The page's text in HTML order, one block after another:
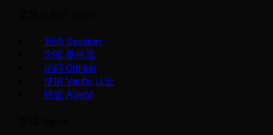
启动 Session
SSE 事件流
访问 GitHub
使用 Vaults 认证
托管 Agent